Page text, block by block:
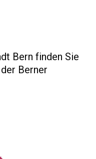
Bern finden Sie
Berner